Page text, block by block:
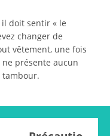
doit sentir « le
changer de
vêtement, une fois
présente aucun
tambour.